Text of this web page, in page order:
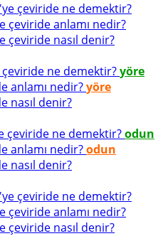
çeviride ne demektir?
çeviride anlamı nedir?
çeviride nasıl denir?
ne demektir?yöre
anlamı nedir?yöre
nasıl denir?
çeviride ne demektir?odun
anlamı nedir?odun
nasıl denir?
çeviride ne demektir?
çeviride anlamı nedir?
çeviride nasıl denir?